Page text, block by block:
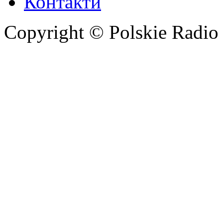
Copyright © Polskie